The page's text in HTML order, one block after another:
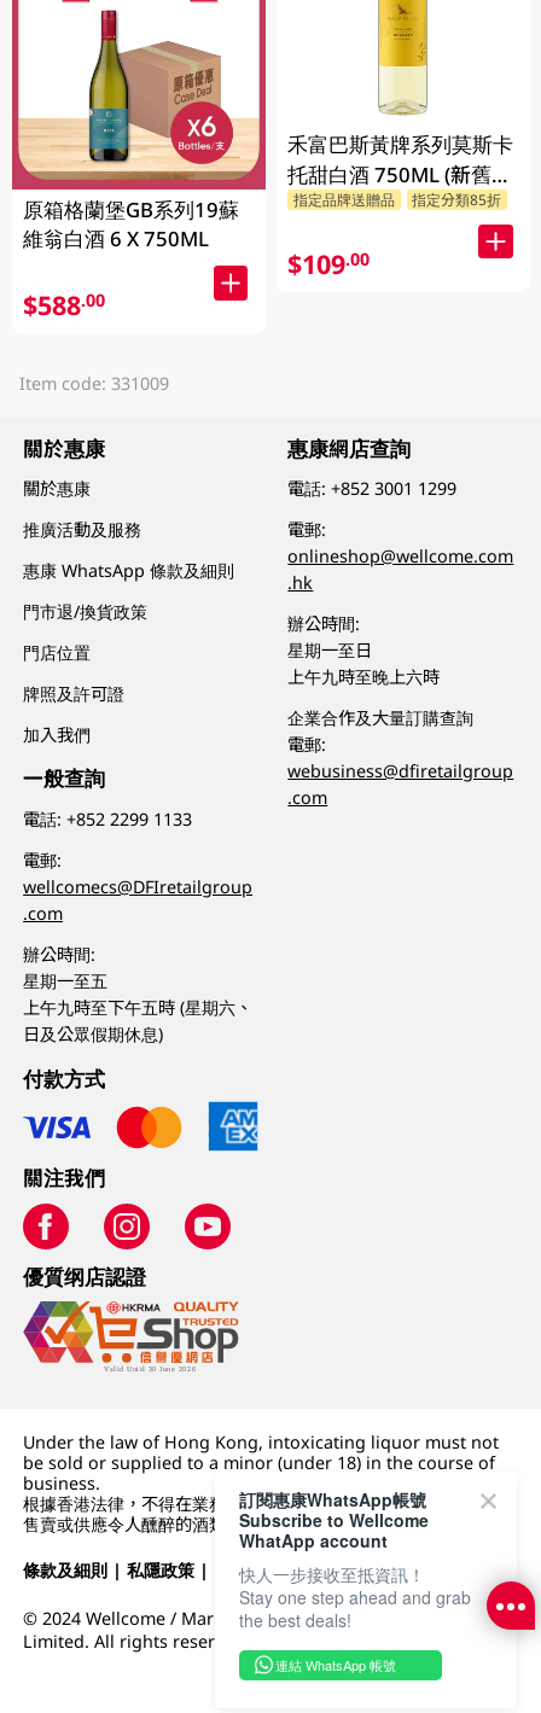
原箱格蘭堡GB系列19蘇
維翁白酒 6 X 750ML
$588.00
禾富巴斯黃牌系列莫斯卡
托甜白酒 750ML (新舊包
裝隨機發貨)
指定品牌送贈品 指定分類85折
$109.00
Item code: 331009
關於惠康
關於惠康
推廣活動及服務
惠康 WhatsApp 條款及細則
門市退/換貨政策
門店位置
牌照及許可證
加入我們
一般查詢
電話:+852 2299 1133
電郵:
wellcomecs@DFIretailgroup
.com
辦公時間:
星期一至五
上午九時至下午五時 (星期六、
日及公眾假期休息)
惠康網店查詢
電話:+852 3001 1299
電郵:
onlineshop@wellcome.com
.hk
辦公時間:
星期一至日
上午九時至晚上六時
企業合作及大量訂購查詢
電郵:
webusiness@dfiretailgroup
.com
付款方式
關注我們
優質纲店認證
Under the law of Hong Kong, intoxicating liquor must not
be sold or supplied to a minor (under 18) in the course of
business.
根據香港法律，不得在業務過程中，向未成年人 (18 歲以下人士)
售賣或供應令人醺醉的酒類。
條款及細則 |私隱政策 | DFI零售集團
© 2024 Wellcome / Market Place. The Dairy Farm Company
Limited. All rights reserved.
訂閱惠康WhatsApp帳號
Subscribe to Wellcome
WhatApp account
快人一步接收至抵資訊！
Stay one step ahead and grab
the best deals!
連結 WhatsApp 帳號